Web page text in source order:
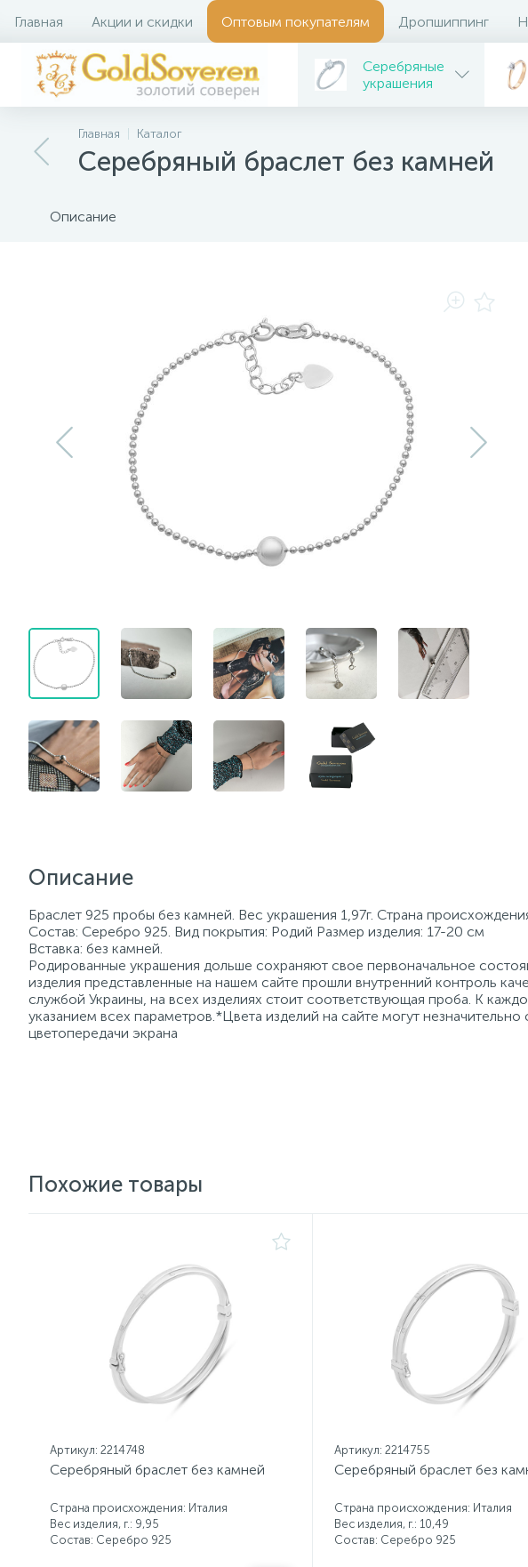
Главная Акции и скидки Оптовым покупателям Дропшиппинг
Серебряные
украшения
Главная Каталог
Серебряный браслет без камней
Описание
Описание
Браслет 925 пробы без камней. Вес украшения 1,97г. Страна
Состав: Серебро 925. Вид покрытия: Родий Размер изделия: 17-20 см
Вставка: без камней.
Родированные украшения дольше сохраняют свое первоначальное
изделия представленные на нашем сайте прошли внутренний контроль
службой Украины, на всех изделиях стоит соответствующая проба. К
указанием всех параметров.*Цвета изделий на сайте могут
цветопередачи экрана
Похожие товары
Артикул: 2214748
Серебряный браслет без камней
Страна происхождения: Италия
Вес изделия, г.: 9,95
Состав: Серебро 925
Артикул: 2214755
Серебряный браслет без
Страна происхождения: Италия
Вес изделия, г.: 10,49
Состав: Серебро 925